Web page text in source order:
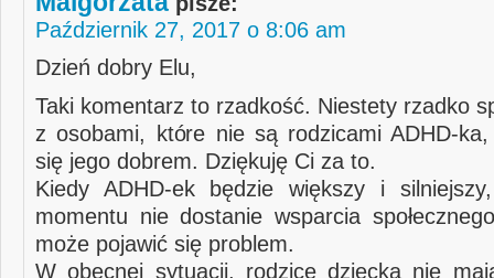
Październik 27, 2017 o 8:06 am
Dzień dobry Elu,
Taki komentarz to rzadkość. Niestety rzadko
z osobami, które nie są rodzicami ADHD-
się jego dobrem. Dziękuję Ci za to.
Kiedy ADHD-ek będzie większy i
momentu nie dostanie wsparcia
może pojawić się problem.
W obecnej sytuacji, rodzice dziecka nie